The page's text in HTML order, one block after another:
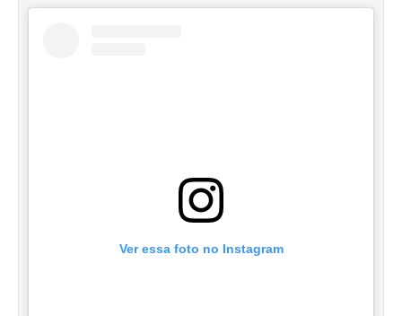
Ver essa foto no Instagram